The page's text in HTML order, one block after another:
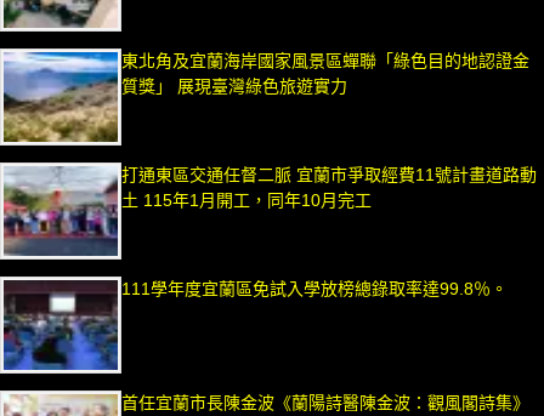
東北角及宜蘭海岸國家風景區蟬聯「綠色目的地認證金
質獎」 展現臺灣綠色旅遊實力
打通東區交通任督二脈 宜蘭市爭取經費11號計畫道路動
土 115年1月開工，同年10月完工
111學年度宜蘭區免試入學放榜總錄取率達99.8％。
首任宜蘭市長陳金波《蘭陽詩醫陳金波：觀風閣詩集》